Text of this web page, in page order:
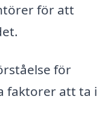
för att
för
faktorer att ta i